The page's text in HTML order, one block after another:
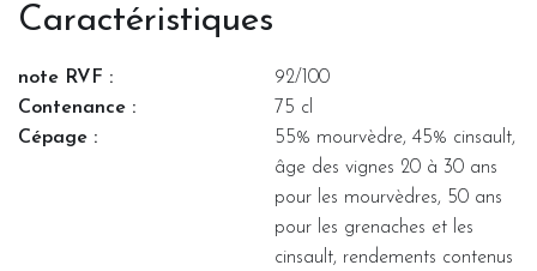
Caractéristiques
note RVF :
92/100
Contenance :
75 cl
Cépage :
55% mourvèdre, 45% cinsault,
âge des vignes 20 à 30 ans
pour les mourvèdres, 50 ans
pour les grenaches et les
cinsault, rendements contenus